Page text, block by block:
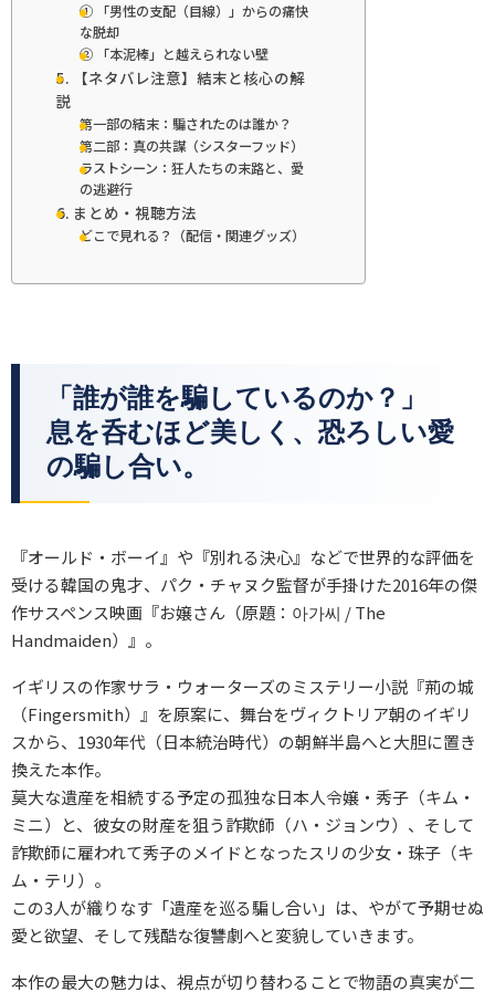
① 「男性の支配（目線）」からの痛快
な脱却
② 「本泥棒」と越えられない壁
5. 【ネタバレ注意】結末と核心の解
説
第一部の結末：騙されたのは誰か？
第二部：真の共謀（シスターフッド）
ラストシーン：狂人たちの末路と、愛
の逃避行
6. まとめ・視聴方法
どこで見れる？（配信・関連グッズ）
「誰が誰を騙しているのか？」
息を呑むほど美しく、恐ろしい愛
の騙し合い。
『オールド・ボーイ』や『別れる決心』などで世界的な評価を
受ける韓国の鬼才、パク・チャヌク監督が手掛けた2016年の傑
作サスペンス映画『お嬢さん（原題：아가씨 / The
Handmaiden）』。
イギリスの作家サラ・ウォーターズのミステリー小説『荊の城
（Fingersmith）』を原案に、舞台をヴィクトリア朝のイギリ
スから、1930年代（日本統治時代）の朝鮮半島へと大胆に置き
換えた本作。
莫大な遺産を相続する予定の孤独な日本人令嬢・秀子（キム・
ミニ）と、彼女の財産を狙う詐欺師（ハ・ジョンウ）、そして
詐欺師に雇われて秀子のメイドとなったスリの少女・珠子（キ
ム・テリ）。
この3人が織りなす「遺産を巡る騙し合い」は、やがて予期せぬ
愛と欲望、そして残酷な復讐劇へと変貌していきます。
本作の最大の魅力は、視点が切り替わることで物語の真実が二